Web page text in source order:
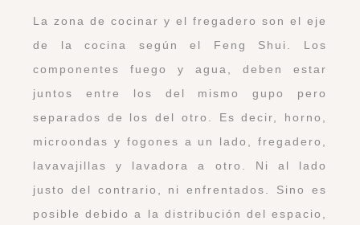
La zona de cocinar y el fregadero son el eje
de la cocina según el Feng Shui. Los
componentes fuego y agua, deben estar
juntos entre los del mismo gupo pero
separados de los del otro. Es decir, horno,
microondas y fogones a un lado, fregadero,
lavavajillas y lavadora a otro. Ni al lado
justo del contrario, ni enfrentados. Sino es
posible debido a la distribución del espacio,